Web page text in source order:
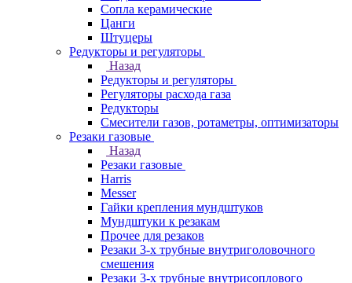
Сопла керамические
Цанги
Штуцеры
Редукторы и регуляторы
Назад
Редукторы и регуляторы
Регуляторы расхода газа
Редукторы
Смесители газов, ротаметры, оптимизаторы
Резаки газовые
Назад
Резаки газовые
Harris
Messer
Гайки крепления мундштуков
Мундштуки к резакам
Прочее для резаков
Резаки 3-х трубные внутриголовочного
смешения
Резаки 3-х трубные внутрисоплового